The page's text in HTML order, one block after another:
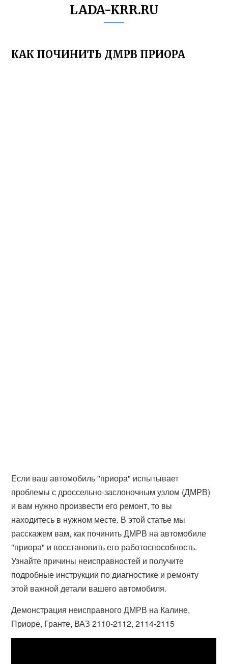
LADA-KRR.RU
КАК ПОЧИНИТЬ ДМРВ ПРИОРА
Если ваш автомобиль "приора" испытывает
проблемы с дроссельно-заслоночным узлом (ДМРВ)
и вам нужно произвести его ремонт, то вы
находитесь в нужном месте. В этой статье мы
расскажем вам, как починить ДМРВ на автомобиле
"приора" и восстановить его работоспособность.
Узнайте причины неисправностей и получите
подробные инструкции по диагностике и ремонту
этой важной детали вашего автомобиля.
Демонстрация неисправного ДМРВ на Калине,
Приоре, Гранте, ВАЗ 2110-2112, 2114-2115